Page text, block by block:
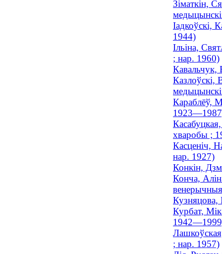
Зіматкін,
Іадкоўскі,
1944)
Ільіна,
; нар. 1960)
Кавальчук,
Казлоўскі,
Караблёў,
хваробы ;
Касценіч,
нар. 1927)
Конкін,
Конча,
Кузняцова,
Курбат,
; нар. 1957)